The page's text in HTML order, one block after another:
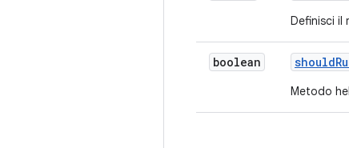
Definisci il
boolean should
Metodo